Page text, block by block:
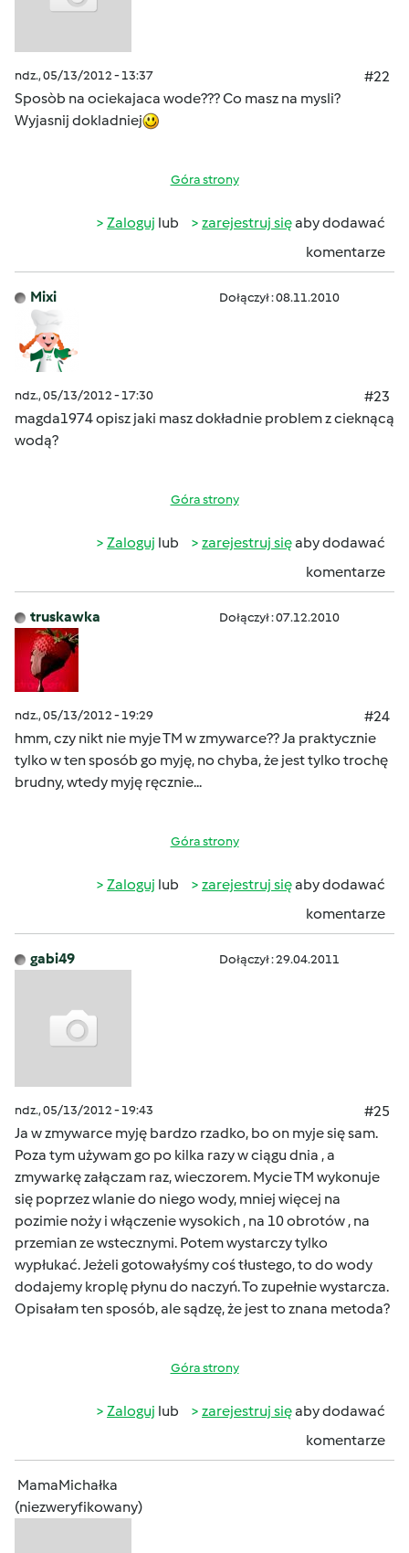
ndz., 05/13/2012 - 13:37
#22
Sposòb na ociekajaca wode??? Co masz na mysli?
Wyjasnij dokladniej
Góra strony
Zaloguj lub zarejestruj sięaby dodawać
komentarze
Mixi Dołączył : 08.11.2010
ndz., 05/13/2012 - 17:30
#23
magda1974opisz jaki masz dokładnie problem z cieknącą
wodą?
Góra strony
Zaloguj lub zarejestruj sięaby dodawać
komentarze
truskawka Dołączył : 07.12.2010
ndz., 05/13/2012 - 19:29
#24
hmm, czy nikt nie myje TM w zmywarce?? Ja praktycznie
tylko w ten sposób go myję, no chyba, że jest tylko trochę
brudny, wtedy myję ręcznie...
Góra strony
Zaloguj lub zarejestruj sięaby dodawać
komentarze
gabi49 Dołączył : 29.04.2011
ndz., 05/13/2012 - 19:43
#25
Ja w zmywarce myję bardzo rzadko, bo on myje się sam.
Poza tym używam go po kilka razy w ciągu dnia , a
zmywarkę załączam raz, wieczorem. Mycie TM wykonuje
się poprzez wlanie do niego wody, mniej więcej na
pozimie noży i włączenie wysokich , na 10 obrotów , na
przemian ze wstecznymi. Potem wystarczy tylko
wypłukać. Jeżeli gotowałyśmy coś tłustego, to do wody
dodajemy kroplę płynu do naczyń. To zupełnie wystarcza.
Opisałam ten sposób, ale sądzę, że jest to znana metoda?
Góra strony
Zaloguj lub zarejestruj sięaby dodawać
komentarze
MamaMichałka
(niezweryfikowany)